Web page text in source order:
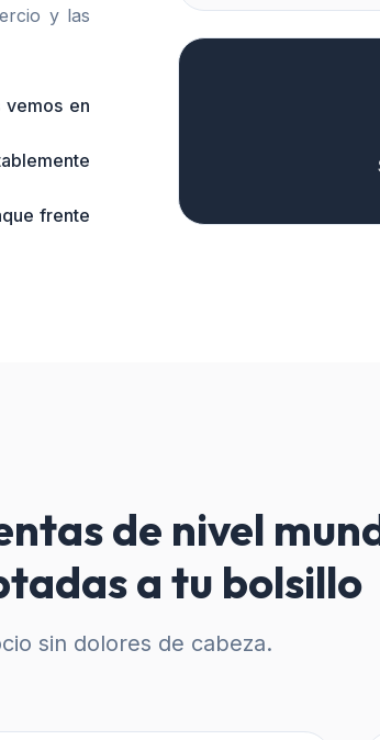
y las
vemos en
frente
de nivel
a tu bolsillo
sin dolores de cabeza.